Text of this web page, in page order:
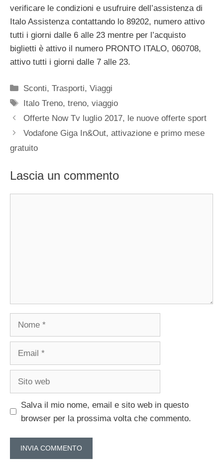
verificare le condizioni e usufruire dell’assistenza di
Italo Assistenza contattando lo 89202, numero attivo
tutti i giorni dalle 6 alle 23 mentre per l’acquisto
biglietti è attivo il numero PRONTO ITALO, 060708,
attivo tutti i giorni dalle 7 alle 23.
Categorie
Sconti,Trasporti,Viaggi
Tag
Italo Treno,treno,viaggio
Offerte Now Tv luglio 2017, le nuove offerte sport
Vodafone Giga In&Out, attivazione e primo mese
gratuito
Lascia un commento
Nome
Email
Sito
Salva il mio nome, email e sito web in questo
browser per la prossima volta che commento.